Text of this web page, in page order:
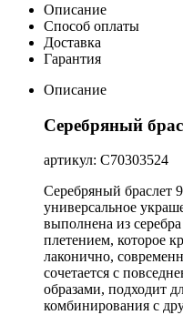
Описание
Способ оплаты
Доставка
Гарантия
Описание
Серебряный
артикул: С70303524
Серебряный браслет
универсальное
выполнена из
плетением, которое
лаконично,
сочетается с
образами, подходит
комбинирования с